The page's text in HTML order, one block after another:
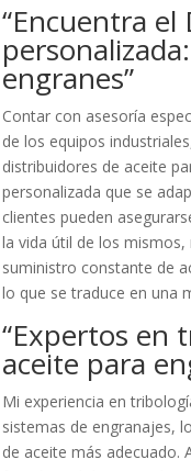
“Encuentra
engranes”
Contar con asesoría
de los equipos
distribuidores de aceite
personalizada que se
clientes pueden
la vida útil de los
suministro constante de
lo que se traduce en una
“Expertos en
aceite para
Mi experiencia en
sistemas de engranajes,
de aceite más adecuado.